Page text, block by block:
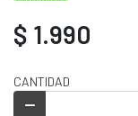
$ 1.990
CANTIDAD